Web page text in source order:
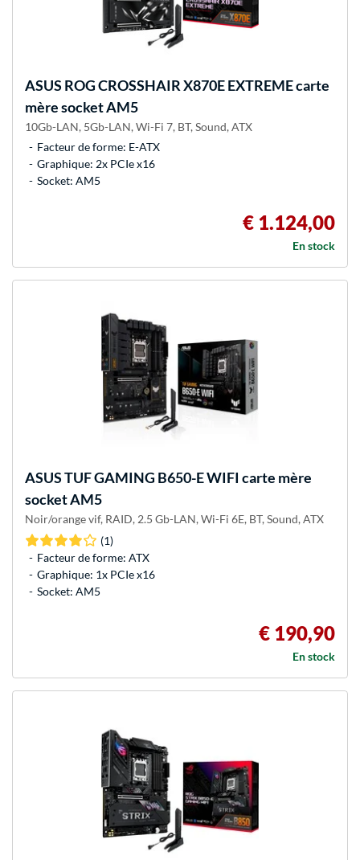
ASUS ROG CROSSHAIR X870E EXTREME carte
mère socket AM5
10Gb-LAN, 5Gb-LAN, Wi-Fi 7, BT, Sound, ATX
Facteur de forme: E-ATX
Graphique: 2x PCIe x16
Socket: AM5
€ 1.124,00
En stock
ASUSTUF GAMING B650-E WIFI carte mère
socket AM5
Noir/orange vif, RAID, 2.5 Gb-LAN, Wi-Fi 6E, BT, Sound, ATX
(1)
Facteur de forme: ATX
Graphique: 1x PCIe x16
Socket: AM5
€ 190,90
En stock